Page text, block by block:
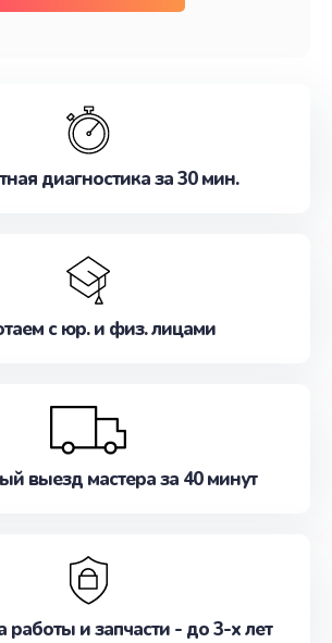
диагностика за 30 мин.
с юр. и физ. лицами
выезд мастера за 40 минут
работы и запчасти - до 3-х лет